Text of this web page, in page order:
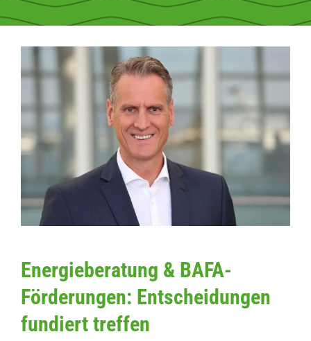
Energieberatung & BAFA-
Förderungen: Entscheidungen
fundiert treffen